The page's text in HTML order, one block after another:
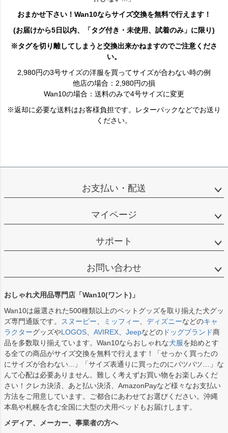
おまかせ下さい！Wan10ならサイズ交換を無料で行えます！
(お届けから5日以内、「タグ付き・未使用、試着のみ」に限り)
※タグを切り離してしまうと交換出来かねますのでご注意くださ
い。
2,980円の3号サイズの洋服を買ってサイズが合わない時の例
他店の場合：2,980円の損
Wan10の場合：送料のみで4号サイズに変更
※返却に必要な送料はお客様負担です。レターパックなどでお送り
ください。
お支払い・配送
マイページ
サポート
お問い合わせ
おしゃれ犬用品専門店「Wan10(ワント)」
Wan10は厳選された500種類以上のペットグッズを取り揃えた犬グッ
ズ専門通販です。
スヌーピー ミッフィー ディズニーなどのキャ
ラクターグッズやLOGOS AVIREX Jeepなどの ドッグブランド商
品を多数取り揃えています。Wan10ならおしゃれな犬服を始めとす
る全ての商品がサイズ交換を無料で行えます！「せっかく買ったの
にサイズが合わない...」「サイズ表通りに買ったのにパツパツ…」な
んて心配は必要ありません。難しく考えずお買い物をお楽しみくだ
さい！クレカ決済、あと払い決済、AmazonPayなど様々なお支払い
方法をご用意しています。ご都合にあわせてお選びください。沖縄
本島や札幌を含む全国に大型の犬用ベッドもお届けします。
メディア、メーカー、事業者の方へ